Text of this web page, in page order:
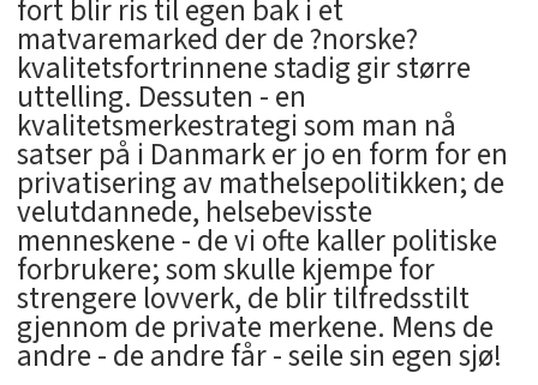
fort blir ris til egen bak i et
matvaremarked der de ?norske?
kvalitetsfortrinnene stadig gir større
uttelling. Dessuten - en
kvalitetsmerkestrategi som man nå
satser på i Danmark er jo en form for en
privatisering av mathelsepolitikken; de
velutdannede, helsebevisste
menneskene - de vi ofte kaller politiske
forbrukere; som skulle kjempe for
strengere lovverk, de blir tilfredsstilt
gjennom de private merkene. Mens de
andre - de andre får - seile sin egen sjø!